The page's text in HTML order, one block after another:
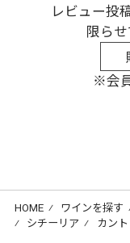
レビュー投
限らせ
※会
HOME ⁄ ワインを探す
⁄ シチーリア ⁄ カン